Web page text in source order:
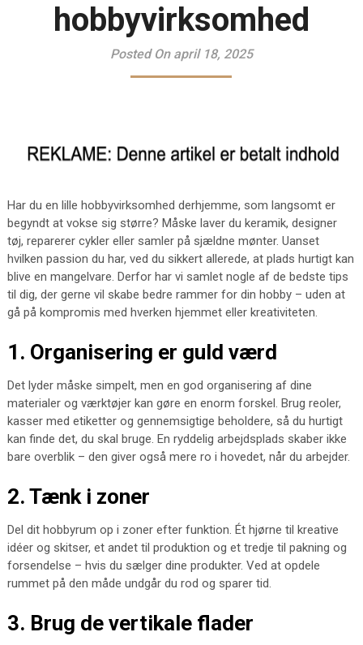
hobbyvirksomhed
Posted On april 18, 2025
Har du en lille hobbyvirksomhed derhjemme, som langsomt er
begyndt at vokse sig større? Måske laver du keramik, designer
tøj, reparerer cykler eller samler på sjældne mønter. Uanset
hvilken passion du har, ved du sikkert allerede, at plads hurtigt kan
blive en mangelvare. Derfor har vi samlet nogle af de bedste tips
til dig, der gerne vil skabe bedre rammer for din hobby – uden at
gå på kompromis med hverken hjemmet eller kreativiteten.
1. Organisering er guld værd
Det lyder måske simpelt, men en god organisering af dine
materialer og værktøjer kan gøre en enorm forskel. Brug reoler,
kasser med etiketter og gennemsigtige beholdere, så du hurtigt
kan finde det, du skal bruge. En ryddelig arbejdsplads skaber ikke
bare overblik – den giver også mere ro i hovedet, når du arbejder.
2. Tænk i zoner
Del dit hobbyrum op i zoner efter funktion. Ét hjørne til kreative
idéer og skitser, et andet til produktion og et tredje til pakning og
forsendelse – hvis du sælger dine produkter. Ved at opdele
rummet på den måde undgår du rod og sparer tid.
3. Brug de vertikale flader